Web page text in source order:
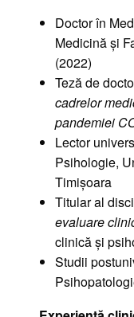
Doctor în
Medicină și
(2022)
Teză de
cadrelor
pandemiei
Lector
Psihologie,
Timișoara
Titular al
evaluare
clinică și
Studii